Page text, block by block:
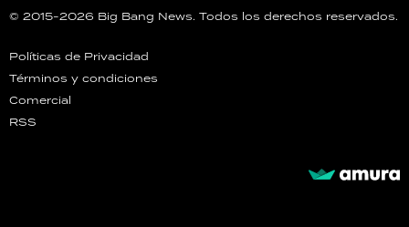
© 2015-2026 Big Bang News. Todos los derechos reservados.
Políticas de Privacidad
Términos y condiciones
Comercial
RSS